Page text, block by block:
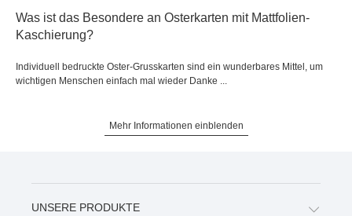
Was ist das Besondere an Osterkarten mit Mattfolien-
Kaschierung?
Individuell bedruckte Oster-Grusskarten sind ein wunderbares Mittel, um
wichtigen Menschen einfach mal wieder Danke ...
Mehr Informationen einblenden
UNSERE PRODUKTE